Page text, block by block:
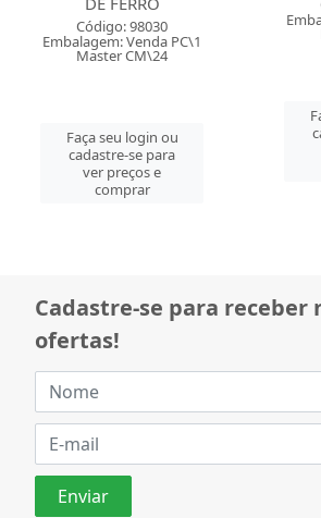
Código: 94573
Embalagem: Venda PC\1
Master CM\25
cadastre-se para
ver preços e
comprar
Cadastre-se para receber
ofertas!